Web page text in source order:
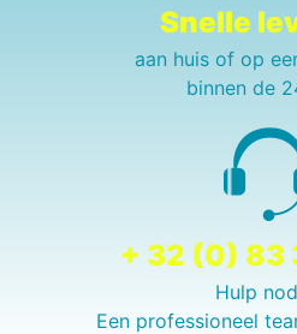
Snelle
aan huis of op
binnen de
+ 32 (0) 83
Hulp
Een professioneel